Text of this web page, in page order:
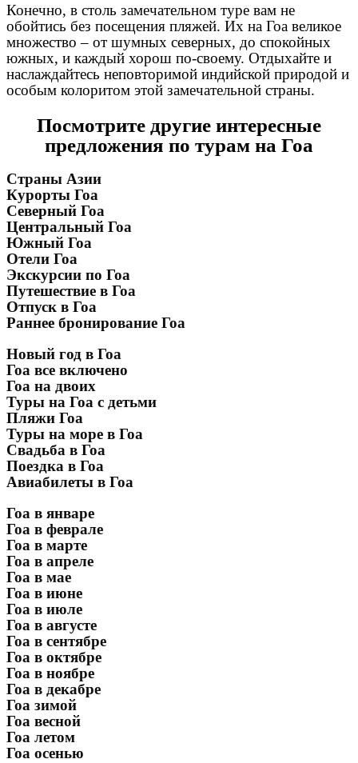
Конечно, в столь замечательном туре вам не
обойтись без посещения пляжей. Их на Гоа великое
множество – от шумных северных, до спокойных
южных, и каждый хорош по-своему. Отдыхайте и
наслаждайтесь неповторимой индийской природой и
особым колоритом этой замечательной страны.
Посмотрите другие интересные
предложения по турам на Гоа
Страны Азии
Курорты Гоа
Северный Гоа
Центральный Гоа
Южный Гоа
Отели Гоа
Экскурсии по Гоа
Путешествие в Гоа
Отпуск в Гоа
Раннее бронирование Гоа
Новый год в Гоа
Гоа все включено
Гоа на двоих
Туры на Гоа с детьми
Пляжи Гоа
Туры на море в Гоа
Свадьба в Гоа
Поездка в Гоа
Авиабилеты в Гоа
Гоа в январе
Гоа в феврале
Гоа в марте
Гоа в апреле
Гоа в мае
Гоа в июне
Гоа в июле
Гоа в августе
Гоа в сентябре
Гоа в октябре
Гоа в ноябре
Гоа в декабре
Гоа зимой
Гоа весной
Гоа летом
Гоа осенью